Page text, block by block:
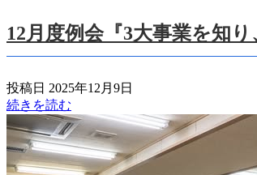
12月度例会『3大事業を知
投稿日 2025年12月9日
続きを読む